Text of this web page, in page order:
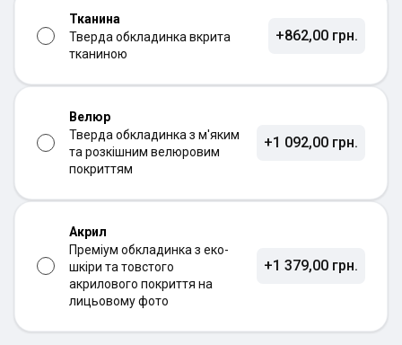
Тканина
Тверда обкладинка вкрита
тканиною
+862,00 грн.
Велюр
Тверда обкладинка з м'яким
та розкішним велюровим
покриттям
+1 092,00 грн.
Акрил
Преміум обкладинка з еко-
шкіри та товстого
акрилового покриття на
лицьовому фото
+1 379,00 грн.